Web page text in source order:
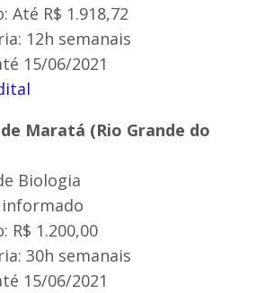
Até R$ 1.918,72
12h semanais
15/06/2021
Maratá (Rio Grande do
Biologia
informado
R$ 1.200,00
30h semanais
15/06/2021